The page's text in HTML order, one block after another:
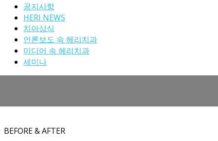
공지사항
HERI NEWS
치아상식
언론보도 속 헤리치과
미디어 속 헤리치과
세미나
BEFORE & AFTER